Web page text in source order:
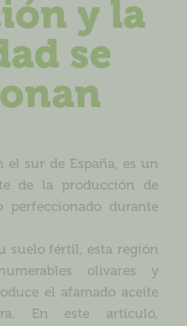
y la
se
el sur de España, es un
de la producción de
durante
suelo fértil, esta región
olivares y
el afamado aceite
En este artículo,